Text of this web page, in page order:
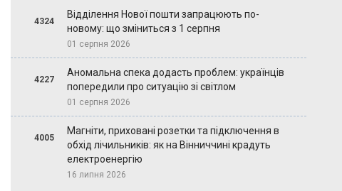
4324
Відділення Нової пошти запрацюють по-
новому: що зміниться з 1 серпня
01 серпня 2026
4227
Аномальна спека додасть проблем: українців
попередили про ситуацію зі світлом
01 серпня 2026
4005
Магніти, приховані розетки та підключення в
обхід лічильників: як на Вінниччині крадуть
електроенергію
16 липня 2026